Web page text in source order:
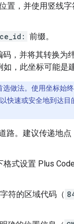
置，并使用竖线
前缀。
，并将其转换为
，此坐标可能是
做法。使用坐标始
快速或安全地到达
路。建议传递地
式设置 Plus
符的区域代码（